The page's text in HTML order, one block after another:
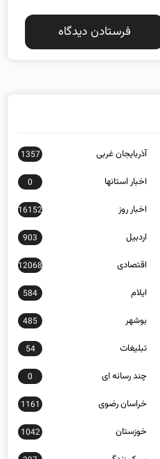
اخبار استانها 0
اخبار روز 16152
اردبیل 903
اقتصادی 12068
584
بوشهر 485
تبلیغات 54
چند رسانه ای 0
خراسان رضوی 1161
خوزستان 1042
سبک زندگی 397